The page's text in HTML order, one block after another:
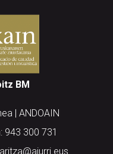
BM
| ANDOAIN
943 300 731